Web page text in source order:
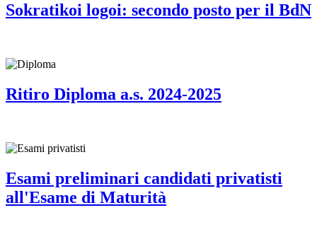
Sokratikoi logoi: secondo posto per il BdN
Ritiro Diploma a.s. 2024-2025
Esami preliminari candidati privatisti
all'Esame di Maturità